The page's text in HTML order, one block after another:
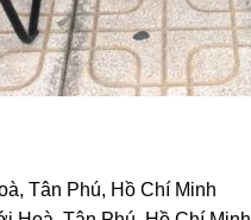
Tân Phú, Hồ Chí Minh